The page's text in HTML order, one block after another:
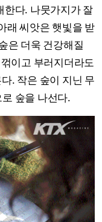
한다. 나뭇가지가 잘
래 씨앗은 햇빛을 받
은 더욱 건강해질
이고 부러지더라도
. 작은 숲이 지닌 무
숲을 나선다.